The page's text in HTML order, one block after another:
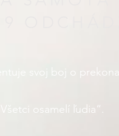
svoj boj o
osamelí ľudia“.